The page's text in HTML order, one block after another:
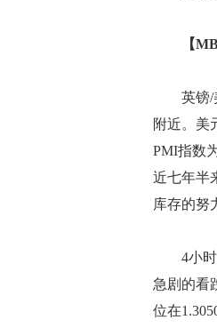
【
英镑/美
附近。美
PMI指数
近七年半
库存的努
4小时图
急剧的看
位在